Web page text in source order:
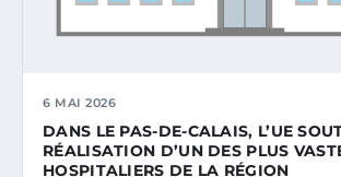
6 MAI 2026
DANS LE PAS-DE-CALAIS, L’UE
RÉALISATION D’UN DES PLUS
HOSPITALIERS DE LA RÉGION